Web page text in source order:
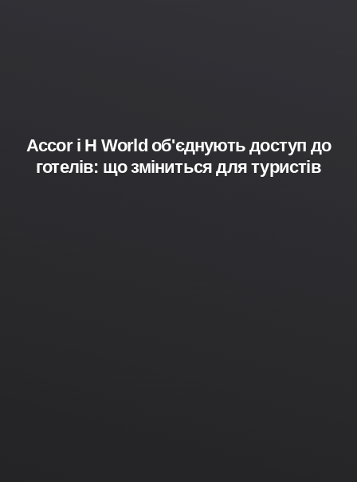
Accor і H World об'єднують доступ до
готелів: що зміниться для туристів